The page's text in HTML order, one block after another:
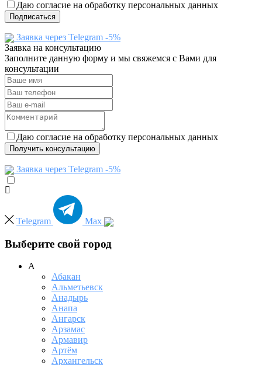
Даю согласие на обработку персональных данных
Подписаться
Заявка через Telegram -5%
Заявка на консультацию
Заполните данную форму и мы свяжемся с Вами для
консультации
Даю согласие на обработку персональных данных
Получить консультацию
Заявка через Telegram -5%
Telegram Max
Выберите свой город
А
Абакан
Альметьевск
Анадырь
Анапа
Ангарск
Арзамас
Армавир
Артём
Архангельск